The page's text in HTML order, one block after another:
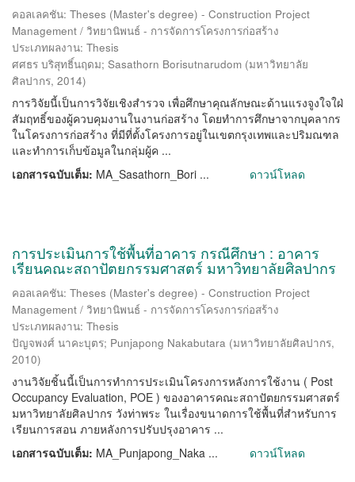
คอลเลคชัน: Theses (Master's degree) - Construction Project
Management / วิทยานิพนธ์ - การจัดการโครงการก่อสร้าง
ประเภทผลงาน: Thesis
ศศธร บริสุทธิ์นฤดม; Sasathorn Borisutnarudom (มหาวิทยาลัย
ศิลปากร, 2014)
การวิจัยนี้เป็นการวิจัยเชิงสำรวจ เพื่อศึกษาคุณลักษณะด้านแรงจูงใจใฝ่
สัมฤทธิ์ของผู้ควบคุมงานในงานก่อสร้าง โดยทำการศึกษาจากบุคลากร
ในโครงการก่อสร้าง ที่มีที่ตั้งโครงการอยู่ในเขตกรุงเทพและปริมณฑล
และทำการเก็บข้อมูลในกลุ่มผู้ค ...
เอกสารฉบับเต็ม: MA_Sasathorn_Bori ... ดาวน์โหลด
การประเมินการใช้พื้นที่อาคาร กรณีศึกษา : อาคาร
เรียนคณะสถาปัตยกรรมศาสตร์ มหาวิทยาลัยศิลปากร
คอลเลคชัน: Theses (Master's degree) - Construction Project
Management / วิทยานิพนธ์ - การจัดการโครงการก่อสร้าง
ประเภทผลงาน: Thesis
ปัญจพงศ์ นาคะบุตร; Punjapong Nakabutara (มหาวิทยาลัยศิลปากร,
2010)
งานวิจัยชิ้นนี้เป็นการทำการประเมินโครงการหลังการใช้งาน ( Post
Occupancy Evaluation, POE ) ของอาคารคณะสถาปัตยกรรมศาสตร์
มหาวิทยาลัยศิลปากร วังท่าพระ ในเรื่องขนาดการใช้พื้นที่สำหรับการ
เรียนการสอน ภายหลังการปรับปรุงอาคาร ...
เอกสารฉบับเต็ม: MA_Punjapong_Naka ... ดาวน์โหลด